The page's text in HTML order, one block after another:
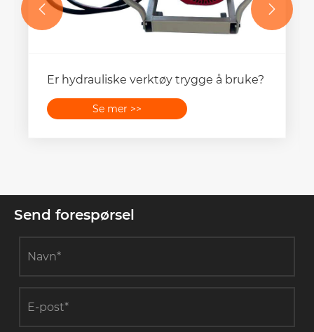
Hva er noen vanlige bruksområder for
anti-twist ståltau?
 
Send forespørsel